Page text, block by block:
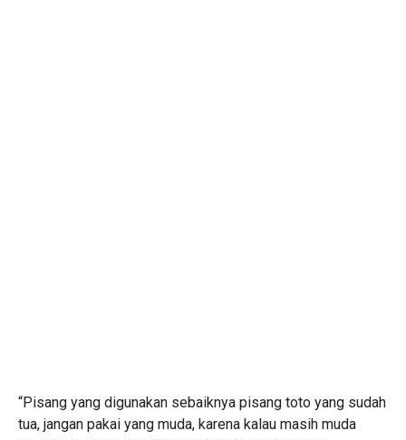
“Pisang yang digunakan sebaiknya pisang toto yang sudah
tua, jangan pakai yang muda, karena kalau masih muda